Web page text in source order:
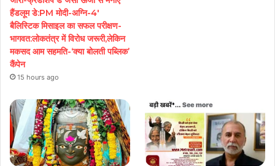
हैंडलूम डे:PM मोदी-अग्नि-4′
बैलिस्टिक मिसाइल का सफल परीक्षण-
भागवत:लोकतंत्र में विरोध जरूरी,लेकिन
मकसद आम सहमति-‘क्या बोलती पब्लिक’
कैंपेन
15 hours ago